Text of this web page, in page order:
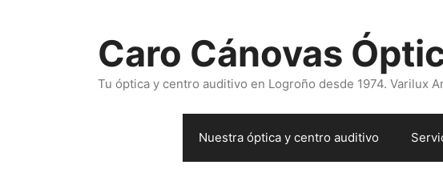
Caro Cánovas
Tu óptica y centro auditivo en Logroño desde 1974. Varilux
Nuestra óptica y centro auditivo